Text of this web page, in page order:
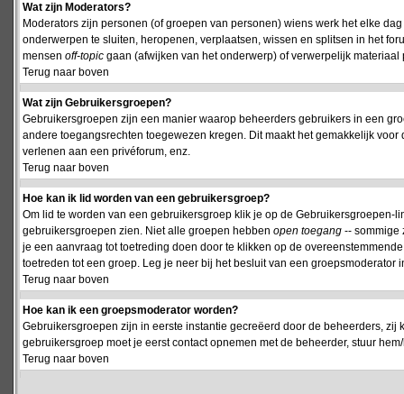
Wat zijn Moderators?
Moderators zijn personen (of groepen van personen) wiens werk het elke
onderwerpen te sluiten, heropenen, verplaatsen, wissen en splitsen in het
mensen off-topic gaan (afwijken van het onderwerp) of verwerpelijk materiaal
Terug naar boven
Wat zijn Gebruikersgroepen?
Gebruikersgroepen zijn een manier waarop beheerders gebruikers in een
andere toegangsrechten toegewezen kregen. Dit maakt het gemakkelijk
verlenen aan een privéforum, enz.
Terug naar boven
Hoe kan ik lid worden van een gebruikersgroep?
Om lid te worden van een gebruikersgroep klik je op de
gebruikersgroepen zien. Niet alle groepen hebben open toegang -- sommige
je een aanvraag tot toetreding doen door te klikken op de
toetreden tot een groep. Leg je neer bij het besluit van een
Terug naar boven
Hoe kan ik een groepsmoderator worden?
Gebruikersgroepen zijn in eerste instantie gecreëerd door de beheerders,
gebruikersgroep moet je eerst contact opnemen met de beheerder, stuur
Terug naar boven